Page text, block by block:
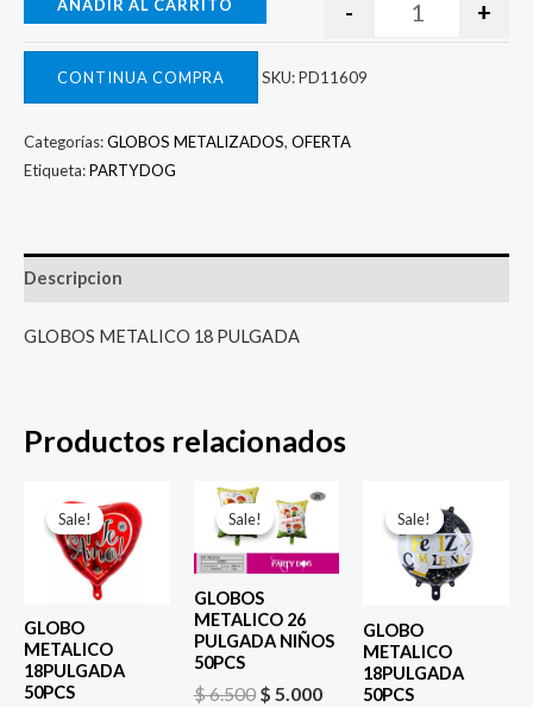
- +
AÑADIR AL CARRITO
CONTINUA COMPRA SKU:PD11609
Categorías:GLOBOS METALIZADOS, OFERTA
Etiqueta:PARTYDOG
Descripcion
GLOBOS METALICO 18 PULGADA
Productos relacionados
Sale!
Sale!
GLOBO
METALICO
18PULGADA
50PCS
precio
original
era:
$ 4.000.
$ 2.800.
Sale!
Sale!
GLOBOS
METALICO 26
PULGADA NIÑOS
50PCS
$6.500
El
precio
original
era:
$ 6.500.
$ 5.000
El
Sale!
Sale!
GLOBO
METALICO
18PULGADA
50PCS
precio
original
era:
$ 4.000.